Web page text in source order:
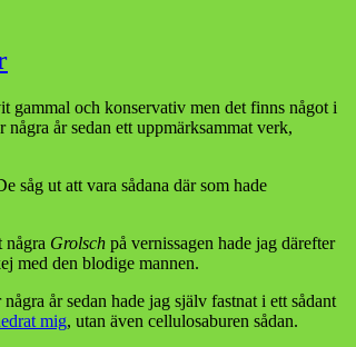
gammal och konservativ men det finns något i
år sedan ett uppmärksammat verk,
såg ut att vara sådana där som hade
några Grolsch på vernissagen hade jag därefter
med den blodige mannen.
år sedan hade jag själv fastnat i ett sådant
mig, utan även cellulosaburen sådan.